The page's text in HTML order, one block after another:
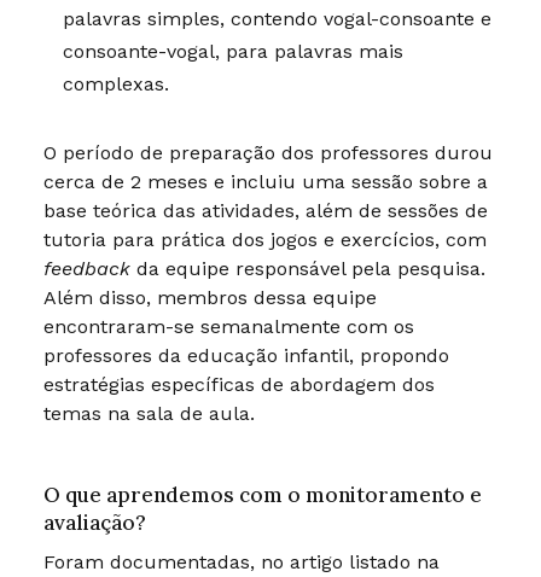
palavras simples, contendo vogal-consoante e
consoante-vogal, para palavras mais
complexas.
O período de preparação dos professores durou
cerca de 2 meses e incluiu uma sessão sobre a
base teórica das atividades, além de sessões de
tutoria para prática dos jogos e exercícios, com
feedbackda equipe responsável pela pesquisa.
Além disso, membros dessa equipe
encontraram-se semanalmente com os
professores da educação infantil, propondo
estratégias específicas de abordagem dos
temas na sala de aula.
O que aprendemos com o monitoramento e
avaliação?
Foram documentadas, no artigo listado na